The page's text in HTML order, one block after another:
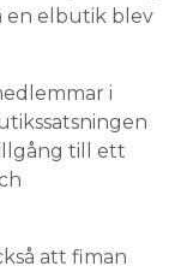
en elbutik blev
i
till ett
att fiman